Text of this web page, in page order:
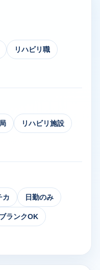
リハビリ職
リハビリ施設
カ 日勤のみ
ブランクOK